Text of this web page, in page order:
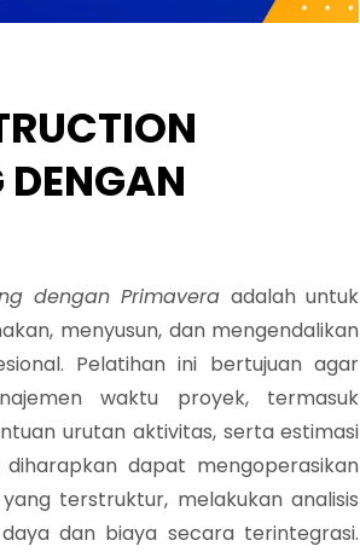
dengan Primavera adalah untuk
menyusun, dan mengendalikan
Pelatihan ini bertujuan agar
waktu proyek, termasuk
urutan aktivitas, serta estimasi
dapat mengoperasikan
terstruktur, melakukan analisis
dan biaya secara terintegrasi.